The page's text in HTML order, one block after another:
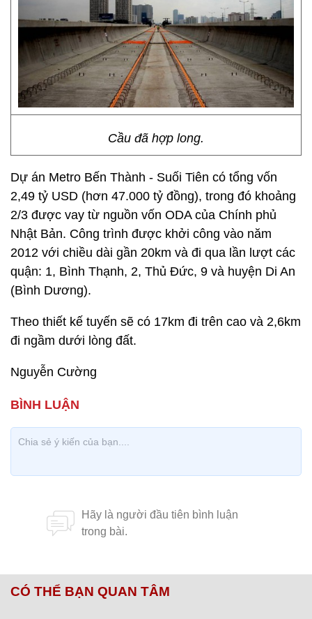
Cầu đã hợp long.
Dự án Metro Bến Thành - Suối Tiên có tổng vốn
2,49 tỷ USD (hơn 47.000 tỷ đồng), trong đó khoảng
2/3 được vay từ nguồn vốn ODA của Chính phủ
Nhật Bản. Công trình được khởi công vào năm
2012 với chiều dài gần 20km và đi qua lần lượt các
quận: 1, Bình Thạnh, 2, Thủ Đức, 9 và huyện Di An
(Bình Dương).
Theo thiết kế tuyến sẽ có 17km đi trên cao và 2,6km
đi ngầm dưới lòng đất.
Nguyễn Cường
CÓ THỂ BẠN QUAN TÂM